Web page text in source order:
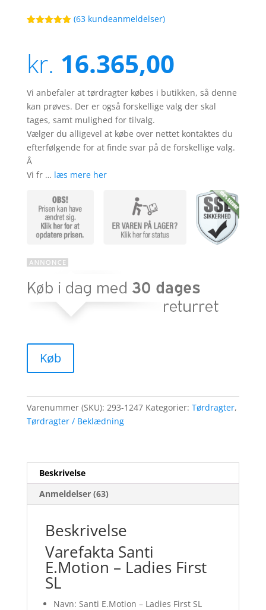
baseret på
kundebedøm
melser
(63 kundeanmeldelser)
kr. 16.365,00
Vi anbefaler at tørdragter købes i butikken, så denne
kan prøves. Der er også forskellige valg der skal
tages, samt mulighed for tilvalg.
Vælger du alligevel at købe over nettet kontaktes du
efterfølgende for at finde svar på de forskellige valg.
Â
Vi fr … læs mere her
Køb
Varenummer (SKU): 293-1247 Kategorier: Tørdragter,
Tørdragter / Beklædning
Beskrivelse
Anmeldelser (63)
Beskrivelse
Varefakta Santi
E.Motion – Ladies First
SL
Navn: Santi E.Motion – Ladies First SL